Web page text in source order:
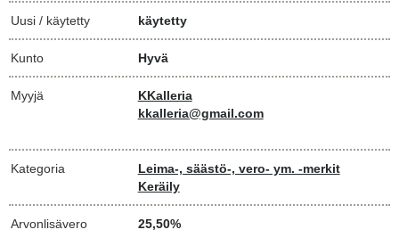
Uusi / käytetty käytetty
Kunto Hyvä
Myyjä
KKalleria
kkalleria@gmail.com
Kategoria
Leima-, säästö-, vero- ym. -merkit
Keräily
Arvonlisävero 25,50%